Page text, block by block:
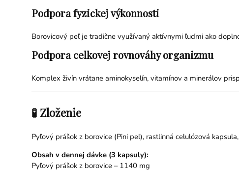
Podpora fyzickej výkonnosti
Borovicový peľ je tradične využívaný aktívnymi ľuďmi ako
Podpora celkovej rovnováhy organizmu
Komplex živín vrátane aminokyselín, vitamínov a minerálov
🧪 Zloženie
Pyľový prášok z borovice (Pini peľ), rastlinná celulózová
Obsah v dennej dávke (3 kapsuly):
Pyľový prášok z borovice – 1140 mg